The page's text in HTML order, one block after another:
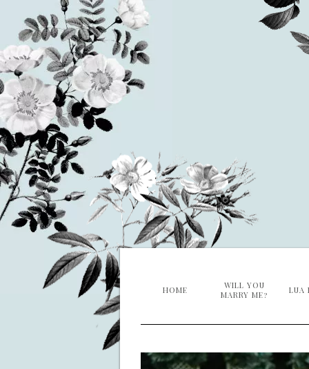
HOME
WILL YOU
MARRY ME?
LUA